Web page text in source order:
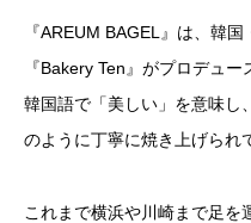
『AREUM BAGEL』は、韓
『Bakery Ten』がプロデュ
韓国語で「美しい」を意味し
のように丁寧に焼き上げられ
これまで横浜や川崎まで足を